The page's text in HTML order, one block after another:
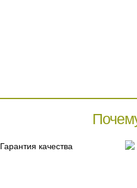
Гарантия качества